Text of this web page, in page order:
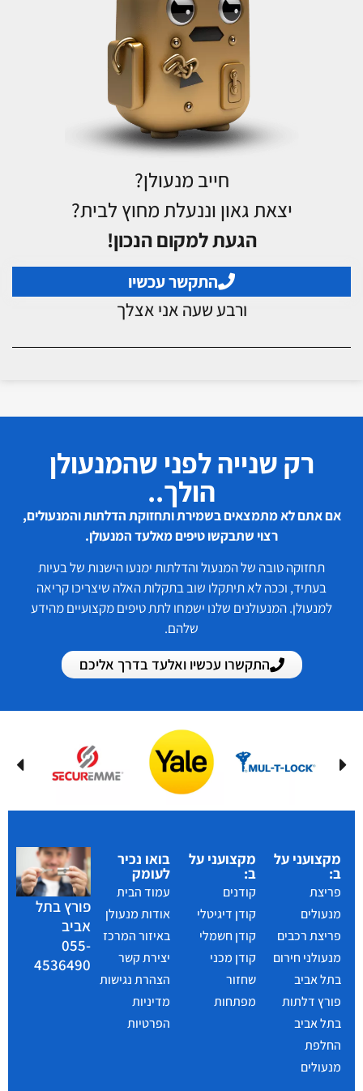
חייב מנעולן?
יצאת גאון וננעלת מחוץ לבית?
הגעת למקום הנכון!
התקשר עכשיו
ורבע שעה אני אצלך
רק שנייה לפני שהמנעולן
הולך..
אם אתם לא מתמצאים בשמירת ותחזוקת הדלתות והמנעולים,
רצוי שתבקשו טיפים מאלעד המנעולן.
תחזוקה טובה של המנעול והדלתות ימנעו הישנות של בעיות
בעתיד, וככה לא תיתקלו שוב בתקלות האלה שיצריכו קריאה
למנעולן. המנעולנים שלנו ישמחו לתת טיפים מקצועיים מהידע
שלהם.
התקשרו עכשיו ואלעד בדרך אליכם
מקצועני על
ב:
פריצת
מנעולים
פריצת רכבים
מנעולני חירום
בתל אביב
פורץ דלתות
בתל אביב
החלפת
מנעולים
מקצועני על
ב:
קודנים
קודן דיגיטלי
קודן חשמלי
קודן מכני
שחזור
מפתחות
בואו נכיר
לעומק
עמוד הבית
אודות מנעולן
באיזור המרכז
יצירת קשר
הצהרת נגישות
מדיניות
הפרטיות
פורץ בתל
אביב
055-
4536490